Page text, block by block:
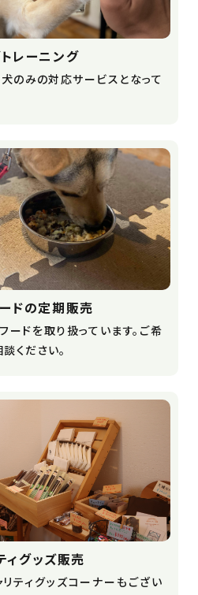
レーニング
のみの対応サービスとなって
ドの定期販売
ドを取り扱っています。ご希
ください。
ィグッズ販売
ティグッズコーナーもござい